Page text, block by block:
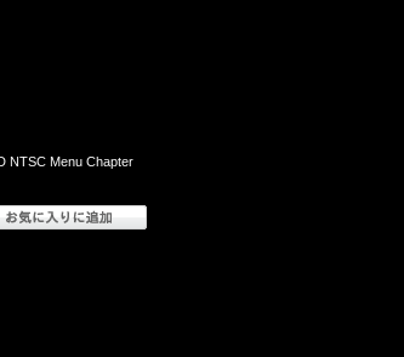
NTSC Menu Chapter